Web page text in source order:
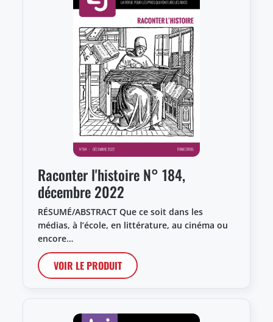
Raconter l'histoire N° 184,
décembre 2022
RÉSUMÉ/ABSTRACT Que ce soit dans les
médias, à l’école, en littérature, au cinéma ou
encore…
VOIR LE PRODUIT